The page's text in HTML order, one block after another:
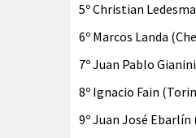
5º Christian
6º Marcos Landa
7º Juan Pablo
8º Ignacio Fain
9º Juan José Ebarlín